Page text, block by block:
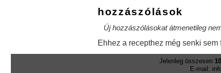
hozzászólások
Új hozzászólásokat átmenetileg
Ehhez a recepthez még senki sem
Jelenleg összesen
E-mail: